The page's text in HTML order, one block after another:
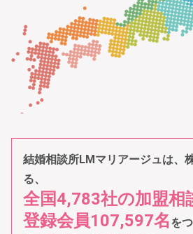
結婚相談所LMマリアージュは、
る、
全国4,783社の加盟相
登録会員107,597名 を